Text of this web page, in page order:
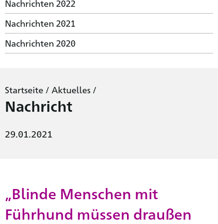
Nachrichten 2022
Nachrichten 2021
Nachrichten 2020
Startseite / Aktuelles /
Nachricht
29.01.2021
„Blinde Menschen mit
Führhund müssen draußen